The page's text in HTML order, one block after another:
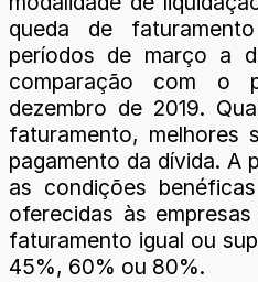
queda de
períodos de março a
comparação com o
dezembro de 2019.
faturamento, melhores
pagamento da dívida. A
as condições
oferecidas às
faturamento igual ou
45%, 60% ou 80%.